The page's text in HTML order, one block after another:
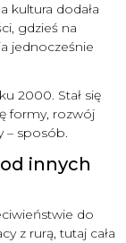
kultura dodała
gdzieś na
jednocześnie
2000. Stał się
formy, rozwój
– sposób.
innych
do
z rurą, tutaj cała